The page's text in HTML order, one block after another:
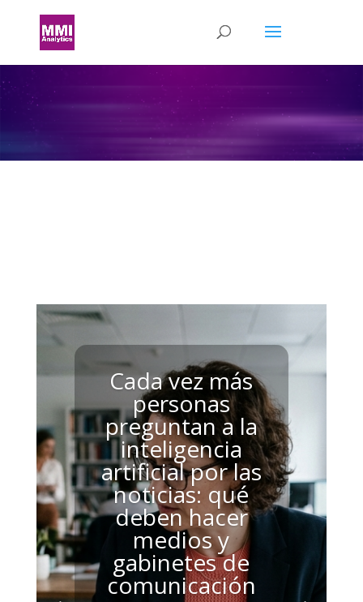
Cada vez más
personas
preguntan a la
inteligencia
artificial por las
noticias: qué
deben hacer
medios y
gabinetes de
comunicación